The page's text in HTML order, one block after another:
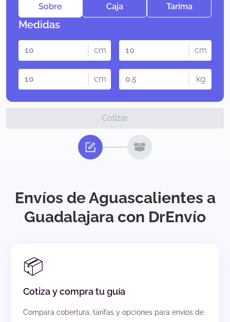
Sobre Caja Tarima
Medidas
cm cm
cm kg
Cotizar
Envíos de Aguascalientes a
Guadalajara con DrEnvío
📦
Cotiza y compra tu guía
Compara cobertura, tarifas y opciones para envíos de